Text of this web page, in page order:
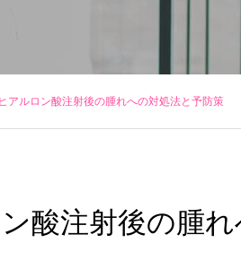
アルロン酸注射後の腫れへの対処法と予防策
酸注射後の腫